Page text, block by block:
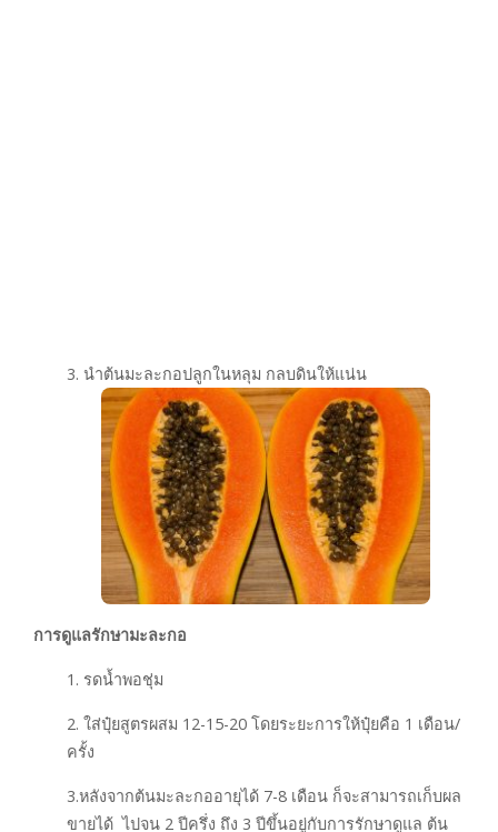
3. นำต้นมะละกอปลูกในหลุม กลบดินให้แน่น
การดูแลรักษามะละกอ
1. รดน้ำพอชุ่ม
2. ใส่ปุ๋ยสูตรผสม 12-15-20 โดยระยะการให้ปุ๋ยคือ 1 เดือน/
ครั้ง
3.หลังจากต้นมะละกออายุได้ 7-8 เดือน ก็จะสามารถเก็บผล
ขายได้ ไปจน 2 ปีครึ่ง ถึง 3 ปีขึ้นอยู่กับการรักษาดูแล ต้น